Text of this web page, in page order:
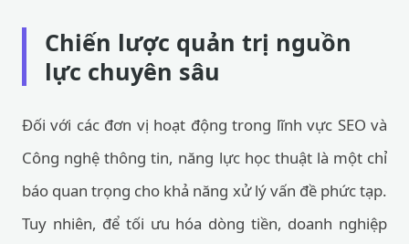
Chiến lược quản trị nguồn
lực chuyên sâu
Đối với các đơn vị hoạt động trong lĩnh vực SEO và
Công nghệ thông tin, năng lực học thuật là một chỉ
báo quan trọng cho khả năng xử lý vấn đề phức tạp.
Tuy nhiên, để tối ưu hóa dòng tiền, doanh nghiệp